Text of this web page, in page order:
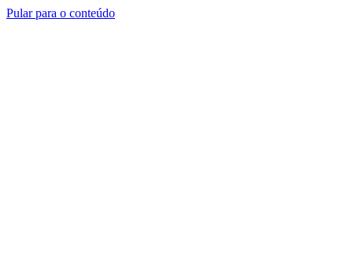
Pular para o conteúdo